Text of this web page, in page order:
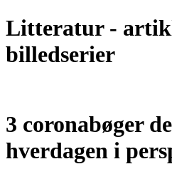
Litteratur -
billedserier
3 coronabøger
hverdagen i